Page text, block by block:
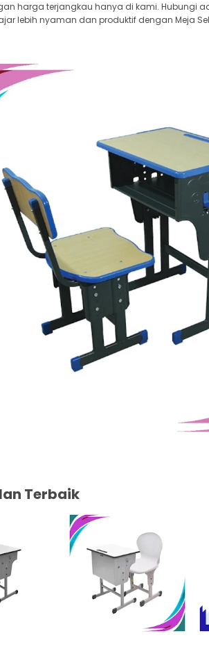
harga terjangkau hanya di kami. Hubungi
lebih nyaman dan produktif dengan Meja
Terbaik